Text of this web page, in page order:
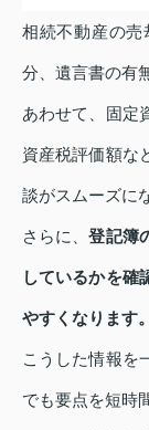
相続不動産の売
分、遺言書の有
あわせて、固定
資産税評価額な
談がスムーズに
さらに、登記簿
しているかを確
やすくなります。
こうした情報を
でも要点を短時